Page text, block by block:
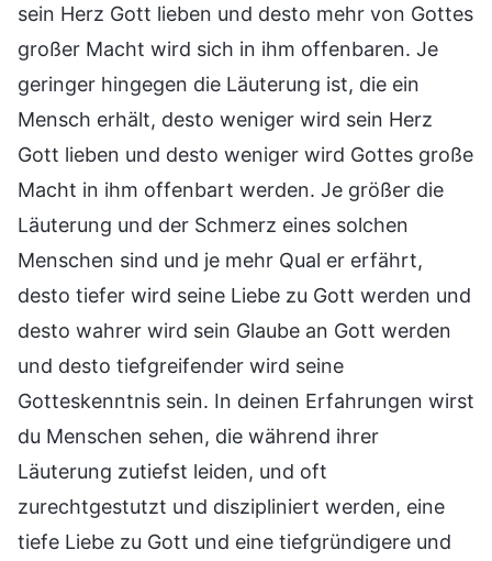
sein Herz Gott lieben und desto mehr von Gottes
großer Macht wird sich in ihm offenbaren. Je
geringer hingegen die Läuterung ist, die ein
Mensch erhält, desto weniger wird sein Herz
Gott lieben und desto weniger wird Gottes große
Macht in ihm offenbart werden. Je größer die
Läuterung und der Schmerz eines solchen
Menschen sind und je mehr Qual er erfährt,
desto tiefer wird seine Liebe zu Gott werden und
desto wahrer wird sein Glaube an Gott werden
und desto tiefgreifender wird seine
Gotteskenntnis sein. In deinen Erfahrungen wirst
du Menschen sehen, die während ihrer
Läuterung zutiefst leiden, und oft
zurechtgestutzt und diszipliniert werden, eine
tiefe Liebe zu Gott und eine tiefgründigere und